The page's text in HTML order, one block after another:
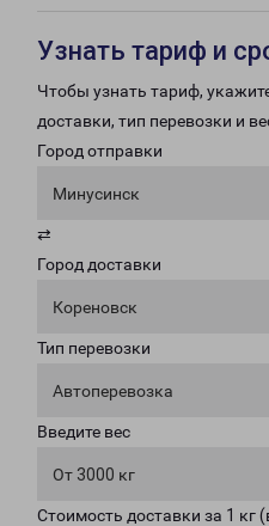
Узнать тариф и
Чтобы узнать тариф,
доставки, тип перевозки и
Город отправки
Минусинск
⇄
Город доставки
Кореновск
Тип перевозки
Автоперевозка
Введите вес
От 3000 кг
Стоимость доставки за 1